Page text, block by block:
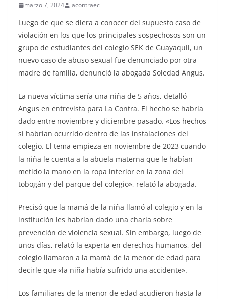
marzo 7, 2024 lacontraec
Luego de que se diera a conocer del supuesto caso de
violación en los que los principales sospechosos son un
grupo de estudiantes del colegio SEK de Guayaquil, un
nuevo caso de abuso sexual fue denunciado por otra
madre de familia, denunció la abogada Soledad Angus.
La nueva víctima sería una niña de 5 años, detalló
Angus en entrevista para La Contra. El hecho se habría
dado entre noviembre y diciembre pasado. «Los hechos
sí habrían ocurrido dentro de las instalaciones del
colegio. El tema empieza en noviembre de 2023 cuando
la niña le cuenta a la abuela materna que le habían
metido la mano en la ropa interior en la zona del
tobogán y del parque del colegio», relató la abogada.
Precisó que la mamá de la niña llamó al colegio y en la
institución les habrían dado una charla sobre
prevención de violencia sexual. Sin embargo, luego de
unos días, relató la experta en derechos humanos, del
colegio llamaron a la mamá de la menor de edad para
decirle que «la niña había sufrido una accidente».
Los familiares de la menor de edad acudieron hasta la